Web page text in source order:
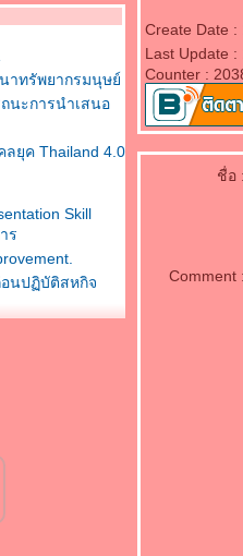
าทรัพยากรมนุษย์
นะการนำเสนอ
ยุค Thailand 4.0
Skill
ร
นปฏิบัติสหกิจ
งที่ 5
สาร
Create Date :
Last Update :
Counter :
ชื่อ :
Comment :